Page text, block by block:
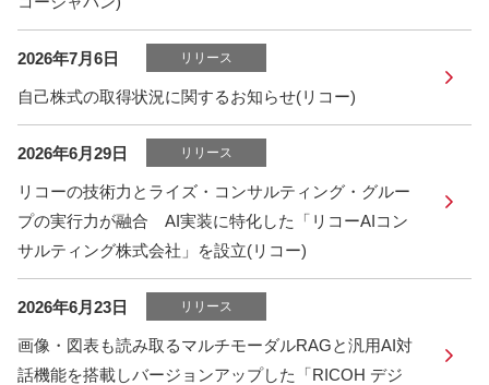
2026年7月6日 リリース
自己株式の取得状況に関するお知らせ(リコー)
2026年6月29日 リリース
リコーの技術力とライズ・コンサルティング・グルー
プの実行力が融合 AI実装に特化した「リコーAIコン
サルティング株式会社」を設立(リコー)
2026年6月23日 リリース
画像・図表も読み取るマルチモーダルRAGと汎用AI対
話機能を搭載しバージョンアップした「RICOH デジ